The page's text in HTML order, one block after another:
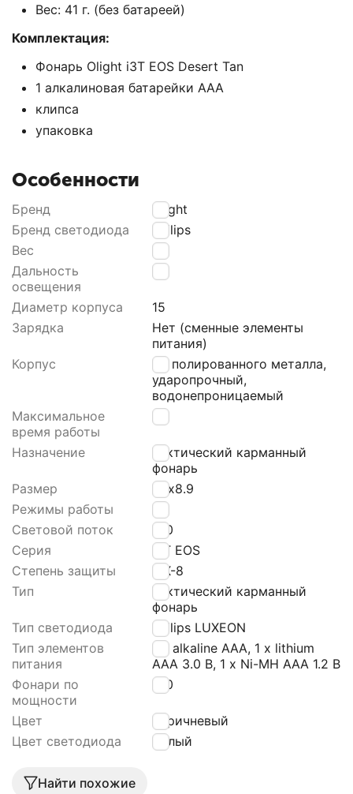
Вес: 41 г. (без батареей)
Комплектация:
Фонарь Оlight i3Т ЕОS Dеsеrt Таn
1 алкалиновая батарейки ААА
клипса
упаковка
Особенности
Бренд
Olight
Бренд светодиода
Philips
Вес
41
Дальность
освещения
60
Диаметр корпуса
15
Зарядка
Нет (сменные элементы
питания)
Корпус
Из полированного металла,
ударопрочный,
водонепроницаемый
Максимальное
время работы
16
Назначение
Тактический карманный
фонарь
Размер
1.5х8.9
Режимы работы
2
Световой поток
180
Серия
i3T EOS
Степень защиты
IPX-8
Тип
Тактический карманный
фонарь
Тип светодиода
Philips LUXEON
Тип элементов
питания
1 x alkaline AAA, 1 x lithium
AAA 3.0 В, 1 х Ni-MH AAA 1.2 В
Фонари по
мощности
180
Цвет
Коричневый
Цвет светодиода
Белый
Найти похожие